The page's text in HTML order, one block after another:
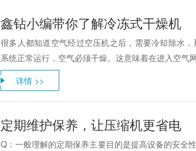
鑫钻小编带你了解冷冻式干燥机
很多人都知道空气经过空压机之后，需要冷却除水
系统正常运行，空气必须干燥。这意味着在进入空气
详情 >>
定期维护保养，让压缩机更省电
Q：一般理解的定期保养主要目的是提高设备的安全